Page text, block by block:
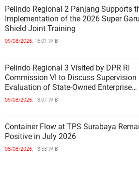
Pelindo Regional 2 Panjang Supports
Implementation of the 2026 Super
Shield Joint Training
09/08/2026, 16:01 WIB
Pelindo Regional 3 Visited by DPR RI
Commission VI to Discuss Supervision
Evaluation of State-Owned Enterprise
Performance
09/08/2026, 13:07 WIB
Container Flow at TPS Surabaya
Positive in July 2026
08/08/2026, 13:53 WIB